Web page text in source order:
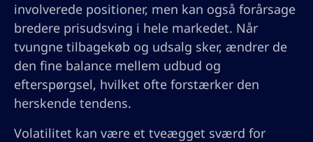
involverede positioner, men kan også forårsage
bredere prisudsving i hele markedet. Når
tvungne tilbagekøb og udsalg sker, ændrer de
den fine balance mellem udbud og
efterspørgsel, hvilket ofte forstærker den
herskende tendens.
Volatilitet kan være et tveægget sværd for